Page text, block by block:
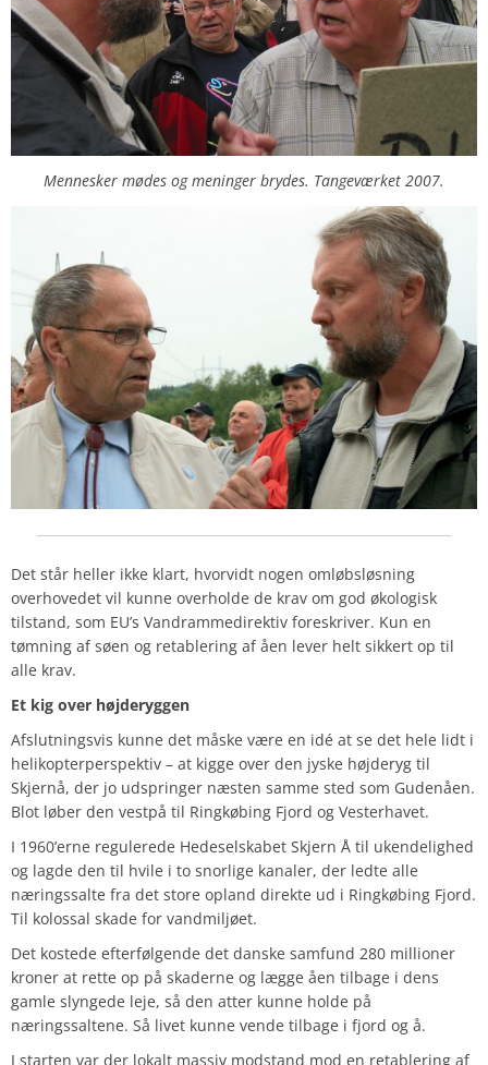
Mennesker mødes og meninger brydes. Tangeværket 2007.
Det står heller ikke klart, hvorvidt nogen omløbsløsning
overhovedet vil kunne overholde de krav om god økologisk
tilstand, som EU’s Vandrammedirektiv foreskriver. Kun en
tømning af søen og retablering af åen lever helt sikkert op til
alle krav.
Et kig over højderyggen
Afslutningsvis kunne det måske være en idé at se det hele lidt i
helikopterperspektiv – at kigge over den jyske højderyg til
Skjernå, der jo udspringer næsten samme sted som Gudenåen.
Blot løber den vestpå til Ringkøbing Fjord og Vesterhavet.
I 1960’erne regulerede Hedeselskabet Skjern Å til ukendelighed
og lagde den til hvile i to snorlige kanaler, der ledte alle
næringssalte fra det store opland direkte ud i Ringkøbing Fjord.
Til kolossal skade for vandmiljøet.
Det kostede efterfølgende det danske samfund 280 millioner
kroner at rette op på skaderne og lægge åen tilbage i dens
gamle slyngede leje, så den atter kunne holde på
næringssaltene. Så livet kunne vende tilbage i fjord og å.
I starten var der lokalt massiv modstand mod en retablering af